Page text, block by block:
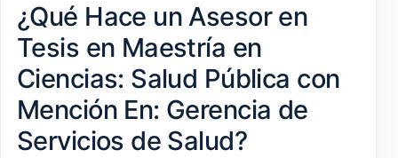
¿Qué Hace un Asesor en
Tesis en Maestría en
Ciencias: Salud Pública con
Mención En: Gerencia de
Servicios de Salud?